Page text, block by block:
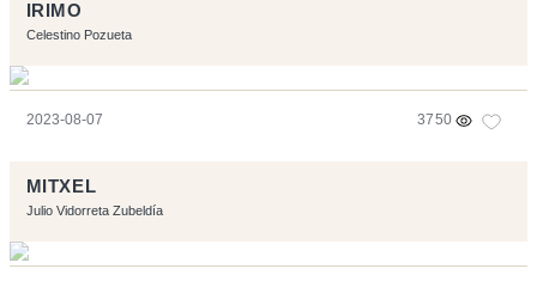
IRIMO
Celestino Pozueta
2023-08-07 3750
MITXEL
Julio Vidorreta Zubeldía